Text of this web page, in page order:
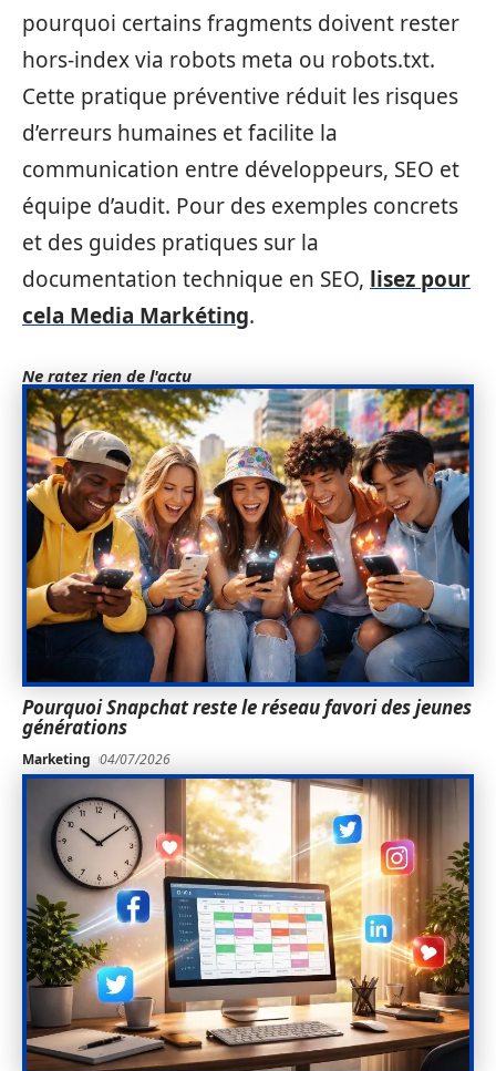
pourquoi certains fragments doivent rester
hors-index via robots meta ou robots.txt.
Cette pratique préventive réduit les risques
d’erreurs humaines et facilite la
communication entre développeurs, SEO et
équipe d’audit. Pour des exemples concrets
et des guides pratiques sur la
documentation technique en SEO, lisez pour
cela Media Markéting.
Ne ratez rien de l'actu
Pourquoi Snapchat reste le réseau favori des jeunes
générations
Marketing 04/07/2026